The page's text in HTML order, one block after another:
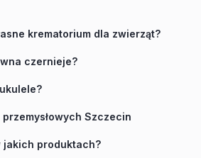
krematorium dla zwierząt?
czernieje?
Szczecin
jakich produktach?